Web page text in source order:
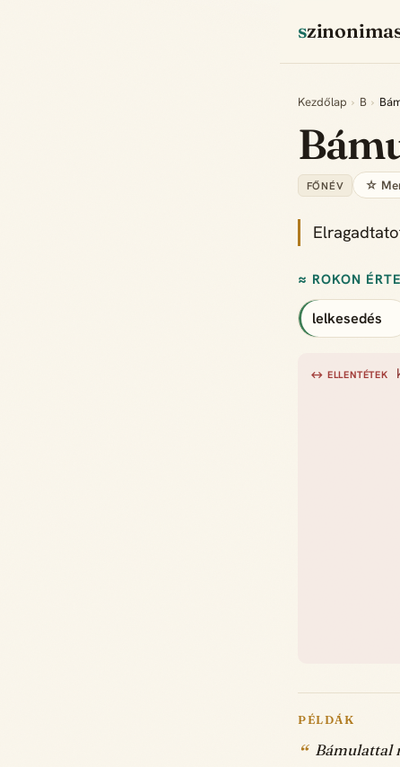
Kezdőlap › B ›
FŐNÉV ☆
≈ ROKON
lelkesedés
↔ ELLENTÉTEK
PÉLDÁK
Bámulattal